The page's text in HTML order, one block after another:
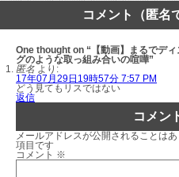
コメント（匿名
One thought on “【動画】まるでデ
グのような取っ組み合いの喧嘩”
匿名 より:
17年07月29日19時57分 7:57 PM
どう見てもリスではない
返信
コメン
メールアドレスが公開されることはあ
項目です
コメント ※